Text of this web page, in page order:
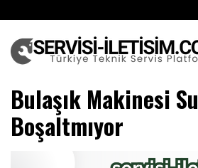
to
content
Teknik Servis
Bulaşık Makinesi Su
Boşaltmıyor